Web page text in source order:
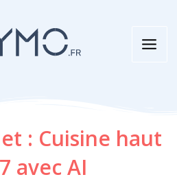
: Cuisine haut
avec AI